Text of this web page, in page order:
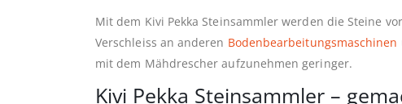
Mit dem Kivi Pekka Steinsammler werden die Steine
Verschleiss an anderen Bodenbearbeitungsmaschinen
mit dem Mähdrescher aufzunehmen geringer.
Kivi Pekka Steinsammler –